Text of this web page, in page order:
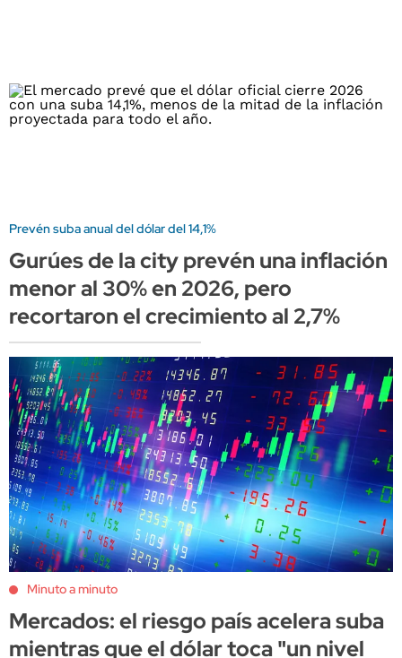
Prevén suba anual del dólar del 14,1%
Gurúes de la city prevén una inflación
menor al 30% en 2026, pero
recortaron el crecimiento al 2,7%
Minuto a minuto
Mercados: el riesgo país acelera suba
mientras que el dólar toca "un nivel